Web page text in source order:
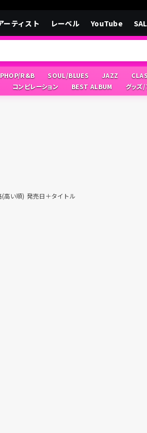
ーティスト レーベル YouTube
R&B SOUL/BLUES JAZZ
コンピレーション BEST ALBUM グッズ
(高い順) 発売日＋タイトル